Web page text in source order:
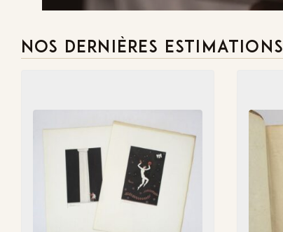
NOS DERNIÈRES ESTIMATIONS